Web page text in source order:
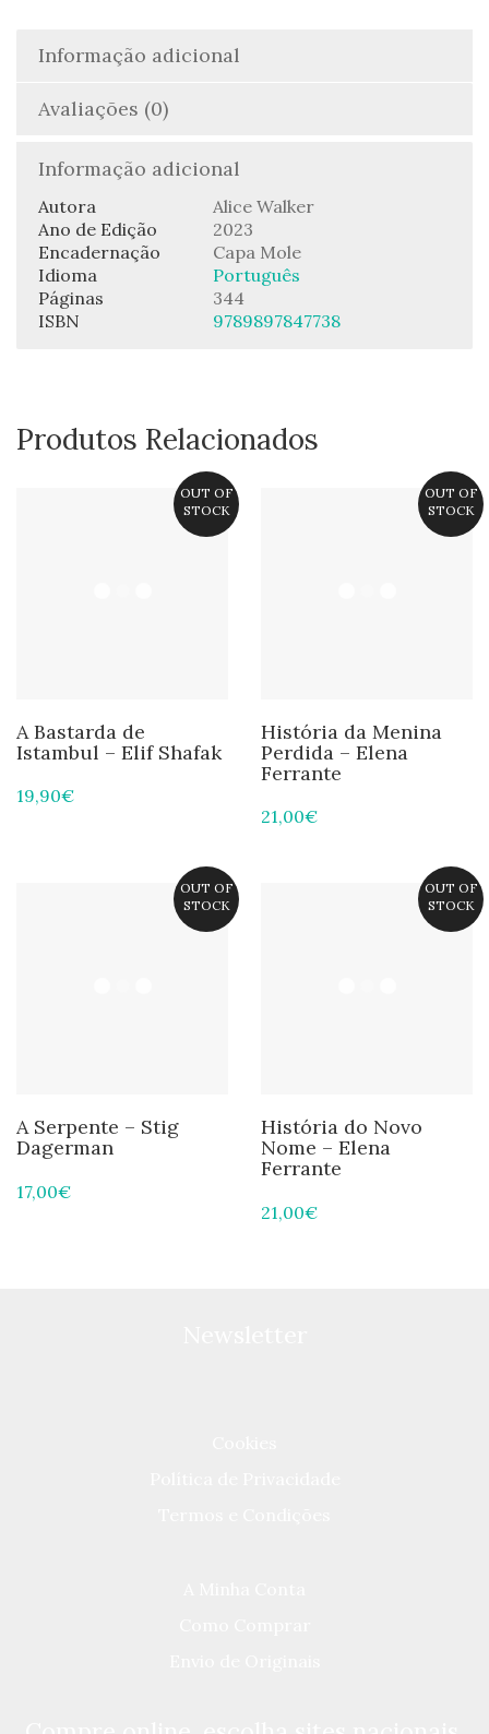
Informação adicional
Avaliações (0)
Informação adicional
Autora
Alice Walker
Ano de Edição
2023
Encadernação
Capa Mole
Idioma
Português
Páginas
344
ISBN
9789897847738
Produtos Relacionados
OUT OF
STOCK
A Bastarda de
Istambul – Elif Shafak
19,90€
OUT OF
STOCK
História da Menina
Perdida – Elena
Ferrante
21,00€
OUT OF
STOCK
A Serpente – Stig
Dagerman
17,00€
OUT OF
STOCK
História do Novo
Nome – Elena
Ferrante
21,00€